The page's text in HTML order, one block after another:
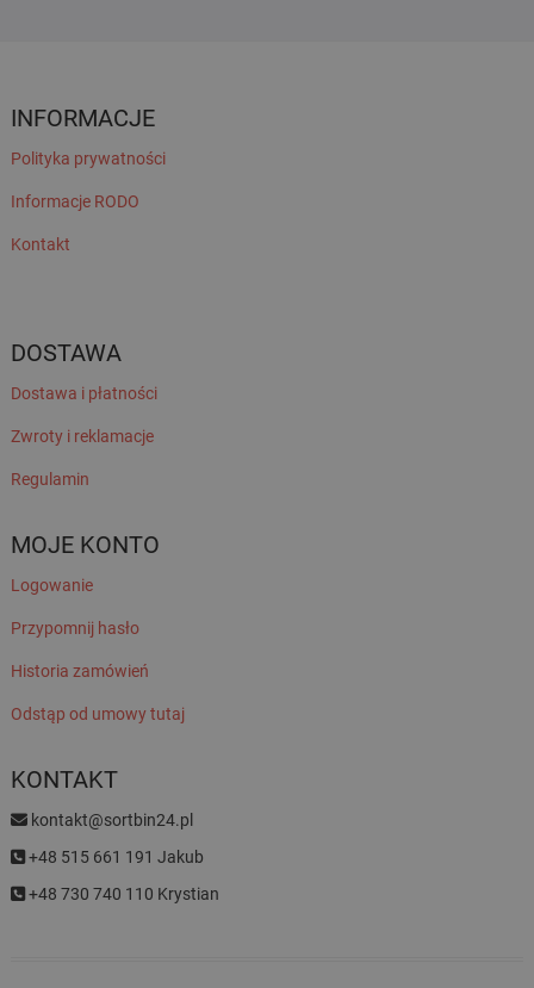
INFORMACJE
Polityka prywatności
Informacje RODO
Kontakt
DOSTAWA
Dostawa i płatności
Zwroty i reklamacje
Regulamin
MOJE KONTO
Logowanie
Przypomnij hasło
Historia zamówień
Odstąp od umowy tutaj
KONTAKT
kontakt@sortbin24.pl
+48 515 661 191 Jakub
+48 730 740 110 Krystian